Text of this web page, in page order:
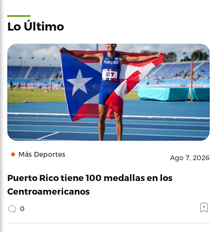
Lo Último
Más Deportes Ago 7, 2026
Puerto Rico tiene 100 medallas en los
Centroamericanos
0